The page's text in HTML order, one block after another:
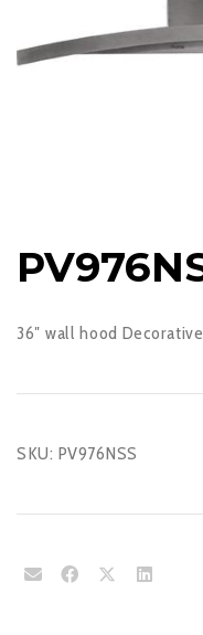
36″ wall hood
SKU: PV976NSS